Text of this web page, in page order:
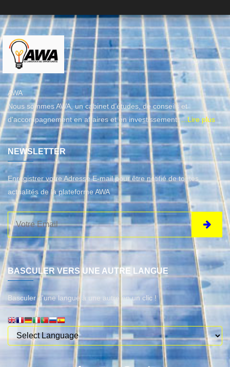
AWA
Nous sommes AWA, un cabinet d’études, de conseils et
d'accompagnement en affaires et en investissement....Lire plus
NEWSLETTER
Enregistrer votre Adresse E-mail pour être notifié de toutes
actualités de la plateforme AWA
BASCULER VERS UNE AUTRE LANGUE
Basculer d'une langue à une autre en un clic !